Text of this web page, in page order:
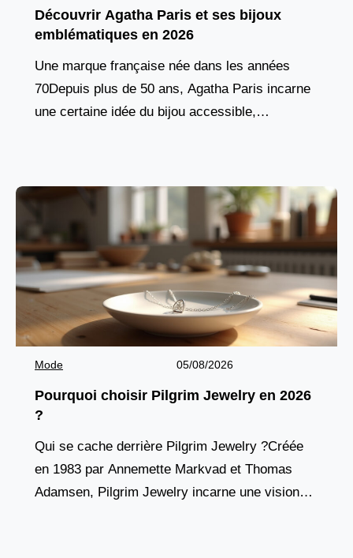
Découvrir Agatha Paris et ses bijoux
emblématiques en 2026
Une marque française née dans les années
70Depuis plus de 50 ans, Agatha Paris incarne
une certaine idée du bijou accessible,
Mode 05/08/2026
Pourquoi choisir Pilgrim Jewelry en 2026
?
Qui se cache derrière Pilgrim Jewelry ?Créée
en 1983 par Annemette Markvad et Thomas
Adamsen, Pilgrim Jewelry incarne une vision